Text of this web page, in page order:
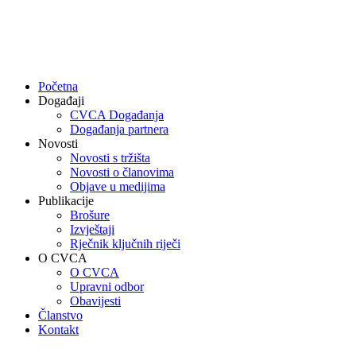
Početna
Događaji
CVCA Događanja
Događanja partnera
Novosti
Novosti s tržišta
Novosti o članovima
Objave u medijima
Publikacije
Brošure
Izvještaji
Rječnik ključnih riječi
O CVCA
O CVCA
Upravni odbor
Obavijesti
Članstvo
Kontakt